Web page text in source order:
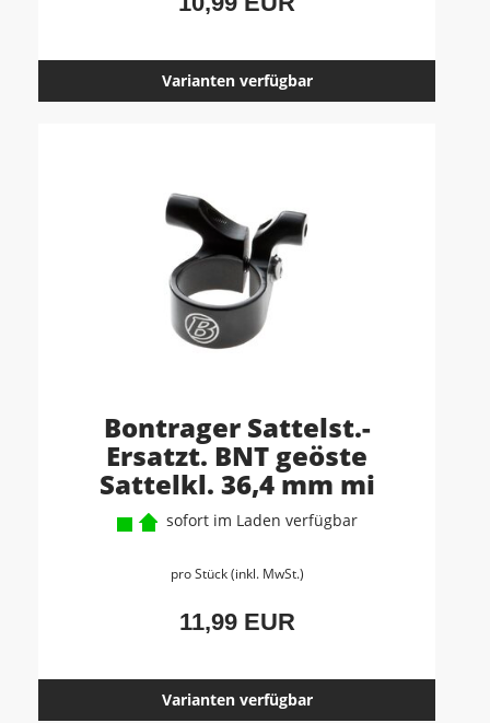
Varianten verfügbar
Bontrager Sattelst.-
Ersatzt. BNT geöste
Sattelkl. 36,4 mm mi
sofort im Laden verfügbar
pro Stück (inkl. MwSt.)
11,99 EUR
Varianten verfügbar